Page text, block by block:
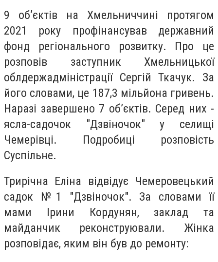
9 об’єктів на Хмельниччині протягом
2021 року профінансував державний
фонд регіонального розвитку. Про це
розповів заступник Хмельницької
облдержадміністрації Сергій Ткачук. За
його словами, це 187,3 мільйона гривень.
Наразі завершено 7 об’єктів. Серед них -
ясла-садочок "Дзвіночок" у селищі
Чемерівці. Подробиці розповість
Суспільне.
Трирічна Еліна відвідує Чемеровецький
садок №1 "Дзвіночок". За словами її
мами Ірини Кордунян, заклад та
майданчик реконструювали. Жінка
розповідає, яким він був до ремонту: